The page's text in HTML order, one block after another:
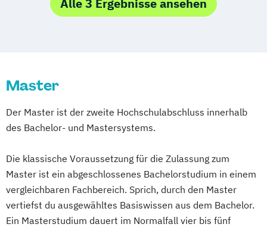
Marketing & Sales Management
Master
Der Master ist der zweite Hochschulabschluss innerhalb
des Bachelor- und Mastersystems.
Die klassische Voraussetzung für die Zulassung zum
Master ist ein abgeschlossenes Bachelorstudium in einem
vergleichbaren Fachbereich. Sprich, durch den Master
vertiefst du ausgewähltes Basiswissen aus dem Bachelor.
Ein Masterstudium dauert im Normalfall vier bis fünf